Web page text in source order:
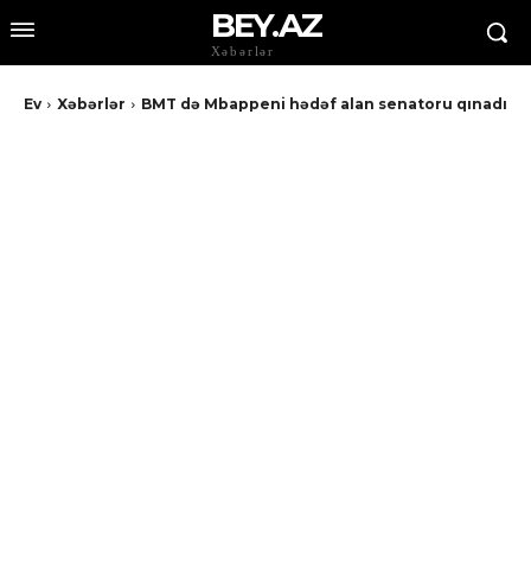
BEY.AZ
Xəbərlər
Ev Xəbərlər BMT də Mbappeni hədəf alan senatoru qınadı